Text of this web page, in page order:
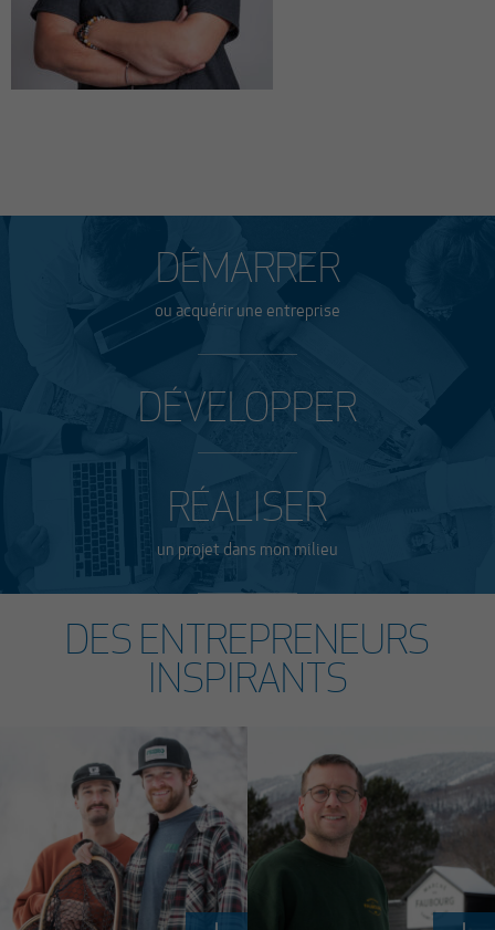
DÉMARRER
ou acquérir une entreprise
DÉVELOPPER
RÉALISER
un projet dans mon milieu
DES ENTREPRENEURS
INSPIRANTS